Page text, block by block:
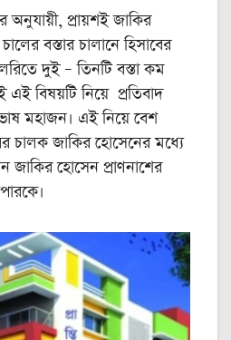
অনুযায়ী, প্রায়শই জাকির
বস্তার চালানে হিসাবের
দুই – তিনটি বস্তা কম
এই বিষয়টি নিয়ে প্রতিবাদ
মহাজন। এই নিয়ে বেশ
চালক জাকির হোসেনের মধ্যে
জাকির হোসেন প্রাণনাশের